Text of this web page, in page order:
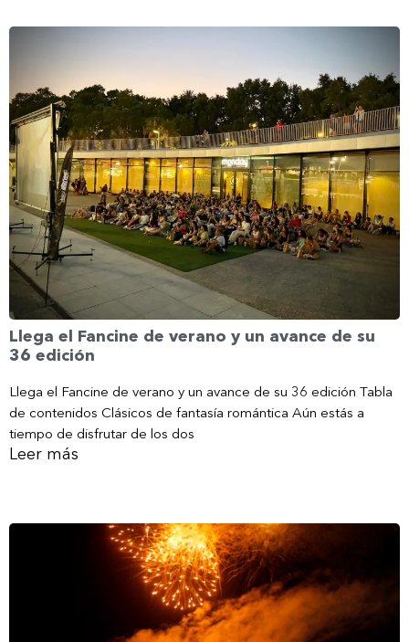
Llega el Fancine de verano y un avance de su
36 edición
Llega el Fancine de verano y un avance de su 36 edición Tabla
de contenidos Clásicos de fantasía romántica Aún estás a
tiempo de disfrutar de los dos
Leer más